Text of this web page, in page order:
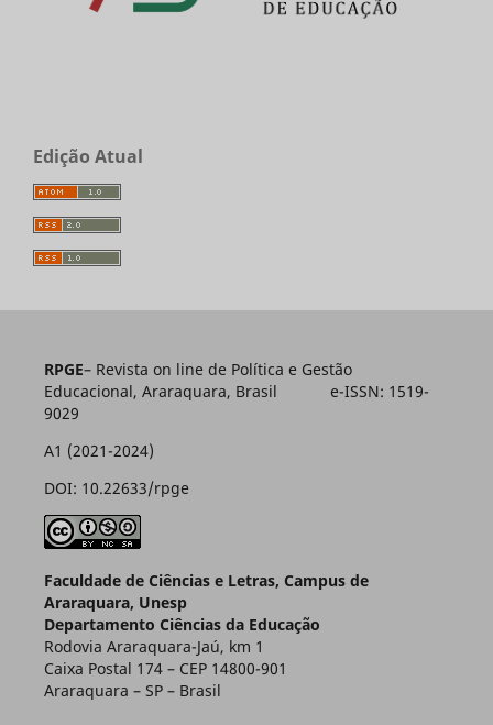
Edição Atual
RPGE– Revista on line de Política e Gestão
Educacional, Araraquara, Brasil e-ISSN: 1519-
9029
A1 (2021-2024)
DOI: 10.22633/rpge
Faculdade de Ciências e Letras, Campus de
Araraquara, Unesp
Departamento Ciências da Educação
Rodovia Araraquara-Jaú, km 1
Caixa Postal 174 – CEP 14800-901
Araraquara – SP – Brasil